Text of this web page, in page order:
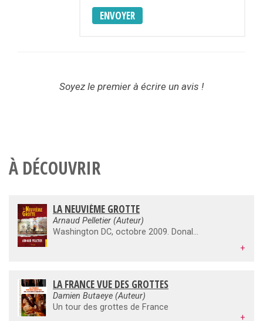
ENVOYER
Soyez le premier à écrire un avis !
À DÉCOUVRIR
LA NEUVIÈME GROTTE
Arnaud Pelletier (Auteur)
Washington DC, octobre 2009. Donald Messinger, politicien sur la touche, s’apprête à mettre fin à ses jours quand un homme vêtu de noir le kidnappe. Sauvé de justesse, sa vie n’en est pas moins en péril. Car ce mystérieux vengeur masqué, qui se fait appeler justicier de la neuvième grotte, est venu lui faire expier son passé. Un passé lourd d’un crime vieux de trente ans, à l’ampleur telle que la vérité menace de compromettre les autorités du pays… Des États-Unis à la Martinique, Arnaud Pelletier orchestre avec verve et finesse un polar haletant, fresque familiale et politique au cœur de manipulations gouvernementales sur le point d’éclater au grand jour…
+
LA FRANCE VUE DES GROTTES
Damien Butaeye (Auteur)
Un tour des grottes de France
+